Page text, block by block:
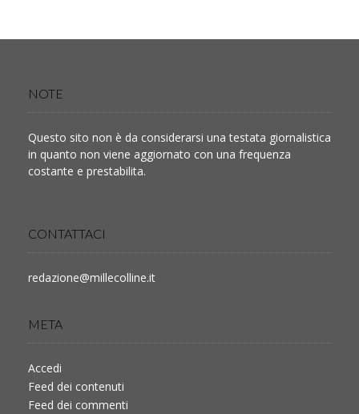
NOTE
Questo sito non è da considerarsi una testata giornalistica
in quanto non viene aggiornato con una frequenza
costante e prestabilita.
CONTATTACI
redazione@millecolline.it
META
Accedi
Feed dei contenuti
Feed dei commenti